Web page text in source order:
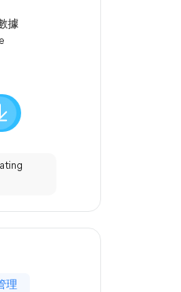
據
理